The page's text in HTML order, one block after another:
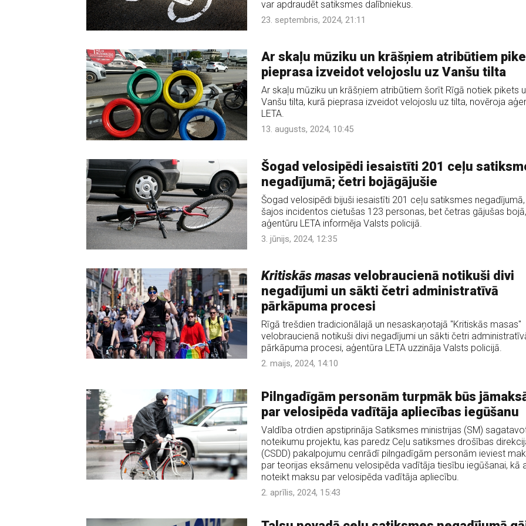
var apdraudēt satiksmes dalībniekus.
23. septembris, 2024, 21:11
Ar skaļu mūziku un krāšņiem atribūtiem
pieprasa izveidot velojoslu uz Vanšu tilta
Ar skaļu mūziku un krāšņiem atribūtiem šorīt Rīgā notiek pikets
Vanšu tilta, kurā pieprasa izveidot velojoslu uz tilta, novēroja
LETA.
13. augusts, 2024, 10:45
Šogad velosipēdi iesaistīti 201 ceļu
negadījumā; četri bojāgājušie
Šogad velosipēdi bijuši iesaistīti 201 ceļu satiksmes negadījumā,
šajos incidentos cietušas 123 personas, bet četras gājušas bojā,
aģentūru LETA informēja Valsts policijā.
3. jūnijs, 2024, 12:35
Kritiskās masasvelobraucienā notikuši divi
negadījumi un sākti četri administratīvā
pārkāpuma procesi
Rīgā trešdien tradicionālajā un nesaskaņotajā "Kritiskās masas"
velobraucienā notikuši divi negadījumi un sākti četri
pārkāpuma procesi, aģentūra LETA uzzināja Valsts policijā.
2. maijs, 2024, 14:10
Pilngadīgām personām turpmāk būs
par velosipēda vadītāja apliecības iegūšanu
Valdība otrdien apstiprināja Satiksmes ministrijas (SM)
noteikumu projektu, kas paredz Ceļu satiksmes drošības
(CSDD) pakalpojumu cenrādī pilngadīgām personām ieviest
par teorijas eksāmenu velosipēda vadītāja tiesību iegūšanai, kā
noteikt maksu par velosipēda vadītāja apliecību.
2. aprīlis, 2024, 15:43